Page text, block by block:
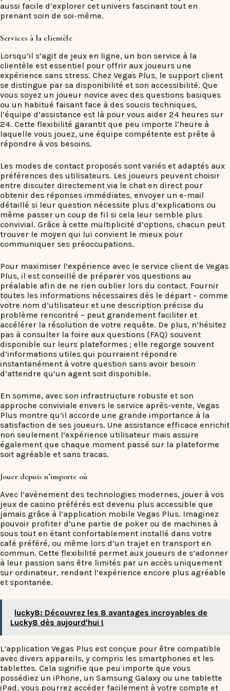
aussi facile d’explorer cet univers fascinant tout en
prenant soin de soi-même.
Services à la clientèle
Lorsqu’il s’agit de jeux en ligne, un bon service à la
clientèle est essentiel pour offrir aux joueurs une
expérience sans stress. Chez Vegas Plus, le support client
se distingue par sa disponibilité et son accessibilité. Que
vous soyez un joueur novice avec des questions basiques
ou un habitué faisant face à des soucis techniques,
l’équipe d’assistance est là pour vous aider 24 heures sur
24. Cette flexibilité garantit que peu importe l’heure à
laquelle vous jouez, une équipe compétente est prête à
répondre à vos besoins.
Les modes de contact proposés sont variés et adaptés aux
préférences des utilisateurs. Les joueurs peuvent choisir
entre discuter directement via le chat en direct pour
obtenir des réponses immédiates, envoyer un e-mail
détaillé si leur question nécessite plus d’explications ou
même passer un coup de fil si cela leur semble plus
convivial. Grâce à cette multiplicité d’options, chacun peut
trouver le moyen qui lui convient le mieux pour
communiquer ses préoccupations.
Pour maximiser l’expérience avec le service client de Vegas
Plus, il est conseillé de préparer vos questions au
préalable afin de ne rien oublier lors du contact. Fournir
toutes les informations nécessaires dès le départ – comme
votre nom d’utilisateur et une description précise du
problème rencontré – peut grandement faciliter et
accélérer la résolution de votre requête. De plus, n’hésitez
pas à consulter la foire aux questions (FAQ) souvent
disponible sur leurs plateformes ; elle regorge souvent
d’informations utiles qui pourraient répondre
instantanément à votre question sans avoir besoin
d’attendre qu’un agent soit disponible.
En somme, avec son infrastructure robuste et son
approche conviviale envers le service après-vente, Vegas
Plus montre qu’il accorde une grande importance à la
satisfaction de ses joueurs. Une assistance efficace enrichit
non seulement l’expérience utilisateur mais assure
également que chaque moment passé sur la plateforme
soit agréable et sans tracas.
Jouer depuis n’importe où
Avec l’avènement des technologies modernes, jouer à vos
jeux de casino préférés est devenu plus accessible que
jamais grâce à l’application mobile Vegas Plus. Imaginez
pouvoir profiter d’une partie de poker ou de machines à
sous tout en étant confortablement installé dans votre
café préféré, ou même lors d’un trajet en transport en
commun. Cette flexibilité permet aux joueurs de s’adonner
à leur passion sans être limités par un accès uniquement
sur ordinateur, rendant l’expérience encore plus agréable
et spontanée.
lucky8: Découvrez les 8 avantages incroyables de
Lucky8 dès aujourd'hui !
L’application Vegas Plus est conçue pour être compatible
avec divers appareils, y compris les smartphones et les
tablettes. Cela signifie que peu importe que vous
possédiez un iPhone, un Samsung Galaxy ou une tablette
iPad, vous pourrez accéder facilement à votre compte et